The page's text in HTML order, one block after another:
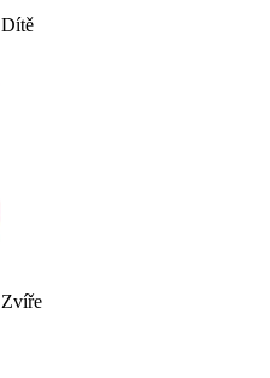
Dítě
Zvíře